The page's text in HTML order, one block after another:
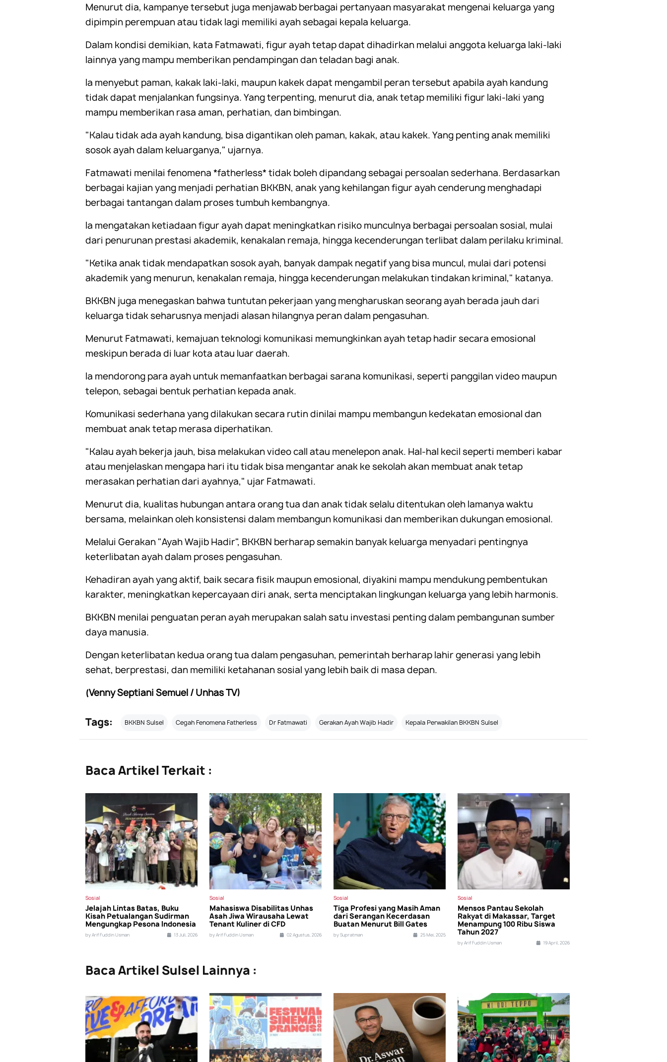
Menurut dia, kampanye tersebut juga menjawab berbagai pertanyaan masyarakat mengenai keluarga yang
dipimpin perempuan atau tidak lagi memiliki ayah sebagai kepala keluarga.
Dalam kondisi demikian, kata Fatmawati, figur ayah tetap dapat dihadirkan melalui anggota keluarga laki-laki
lainnya yang mampu memberikan pendampingan dan teladan bagi anak.
Ia menyebut paman, kakak laki-laki, maupun kakek dapat mengambil peran tersebut apabila ayah kandung
tidak dapat menjalankan fungsinya. Yang terpenting, menurut dia, anak tetap memiliki figur laki-laki yang
mampu memberikan rasa aman, perhatian, dan bimbingan.
"Kalau tidak ada ayah kandung, bisa digantikan oleh paman, kakak, atau kakek. Yang penting anak memiliki
sosok ayah dalam keluarganya," ujarnya.
Fatmawati menilai fenomena *fatherless* tidak boleh dipandang sebagai persoalan sederhana. Berdasarkan
berbagai kajian yang menjadi perhatian BKKBN, anak yang kehilangan figur ayah cenderung menghadapi
berbagai tantangan dalam proses tumbuh kembangnya.
Ia mengatakan ketiadaan figur ayah dapat meningkatkan risiko munculnya berbagai persoalan sosial, mulai
dari penurunan prestasi akademik, kenakalan remaja, hingga kecenderungan terlibat dalam perilaku kriminal.
"Ketika anak tidak mendapatkan sosok ayah, banyak dampak negatif yang bisa muncul, mulai dari potensi
akademik yang menurun, kenakalan remaja, hingga kecenderungan melakukan tindakan kriminal," katanya.
BKKBN juga menegaskan bahwa tuntutan pekerjaan yang mengharuskan seorang ayah berada jauh dari
keluarga tidak seharusnya menjadi alasan hilangnya peran dalam pengasuhan.
Menurut Fatmawati, kemajuan teknologi komunikasi memungkinkan ayah tetap hadir secara emosional
meskipun berada di luar kota atau luar daerah.
Ia mendorong para ayah untuk memanfaatkan berbagai sarana komunikasi, seperti panggilan video maupun
telepon, sebagai bentuk perhatian kepada anak.
Komunikasi sederhana yang dilakukan secara rutin dinilai mampu membangun kedekatan emosional dan
membuat anak tetap merasa diperhatikan.
"Kalau ayah bekerja jauh, bisa melakukan video call atau menelepon anak. Hal-hal kecil seperti memberi kabar
atau menjelaskan mengapa hari itu tidak bisa mengantar anak ke sekolah akan membuat anak tetap
merasakan perhatian dari ayahnya," ujar Fatmawati.
Menurut dia, kualitas hubungan antara orang tua dan anak tidak selalu ditentukan oleh lamanya waktu
bersama, melainkan oleh konsistensi dalam membangun komunikasi dan memberikan dukungan emosional.
Melalui Gerakan "Ayah Wajib Hadir", BKKBN berharap semakin banyak keluarga menyadari pentingnya
keterlibatan ayah dalam proses pengasuhan.
Kehadiran ayah yang aktif, baik secara fisik maupun emosional, diyakini mampu mendukung pembentukan
karakter, meningkatkan kepercayaan diri anak, serta menciptakan lingkungan keluarga yang lebih harmonis.
BKKBN menilai penguatan peran ayah merupakan salah satu investasi penting dalam pembangunan sumber
daya manusia.
Dengan keterlibatan kedua orang tua dalam pengasuhan, pemerintah berharap lahir generasi yang lebih
sehat, berprestasi, dan memiliki ketahanan sosial yang lebih baik di masa depan.
(Venny Septiani Semuel / Unhas TV)
Tags: BKKBN Sulsel Cegah Fenomena Fatherless Dr Fatmawati Gerakan Ayah Wajib Hadir Kepala Perwakilan BKKBN Sulsel
Baca Artikel Terkait :
Sosial
Jelajah Lintas Batas, Buku
Kisah Petualangan Sudirman
Mengungkap Pesona Indonesia
by Arif Fuddin Usman 13 Juli, 2026
Sosial
Mahasiswa Disabilitas Unhas
Asah Jiwa Wirausaha Lewat
Tenant Kuliner di CFD
by Arif Fuddin Usman 02 Agustus, 2026
Sosial
Tiga Profesi yang Masih Aman
dari Serangan Kecerdasan
Buatan Menurut Bill Gates
by Supratman 25 Mei, 2025
Sosial
Mensos Pantau Sekolah
Rakyat di Makassar, Target
Menampung 100 Ribu Siswa
Tahun 2027
by Arif Fuddin Usman 19 April, 2026
Baca Artikel Sulsel Lainnya :